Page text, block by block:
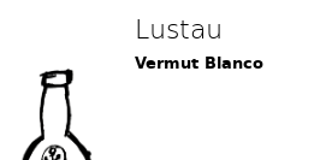
Lustau
Vermut Blanco